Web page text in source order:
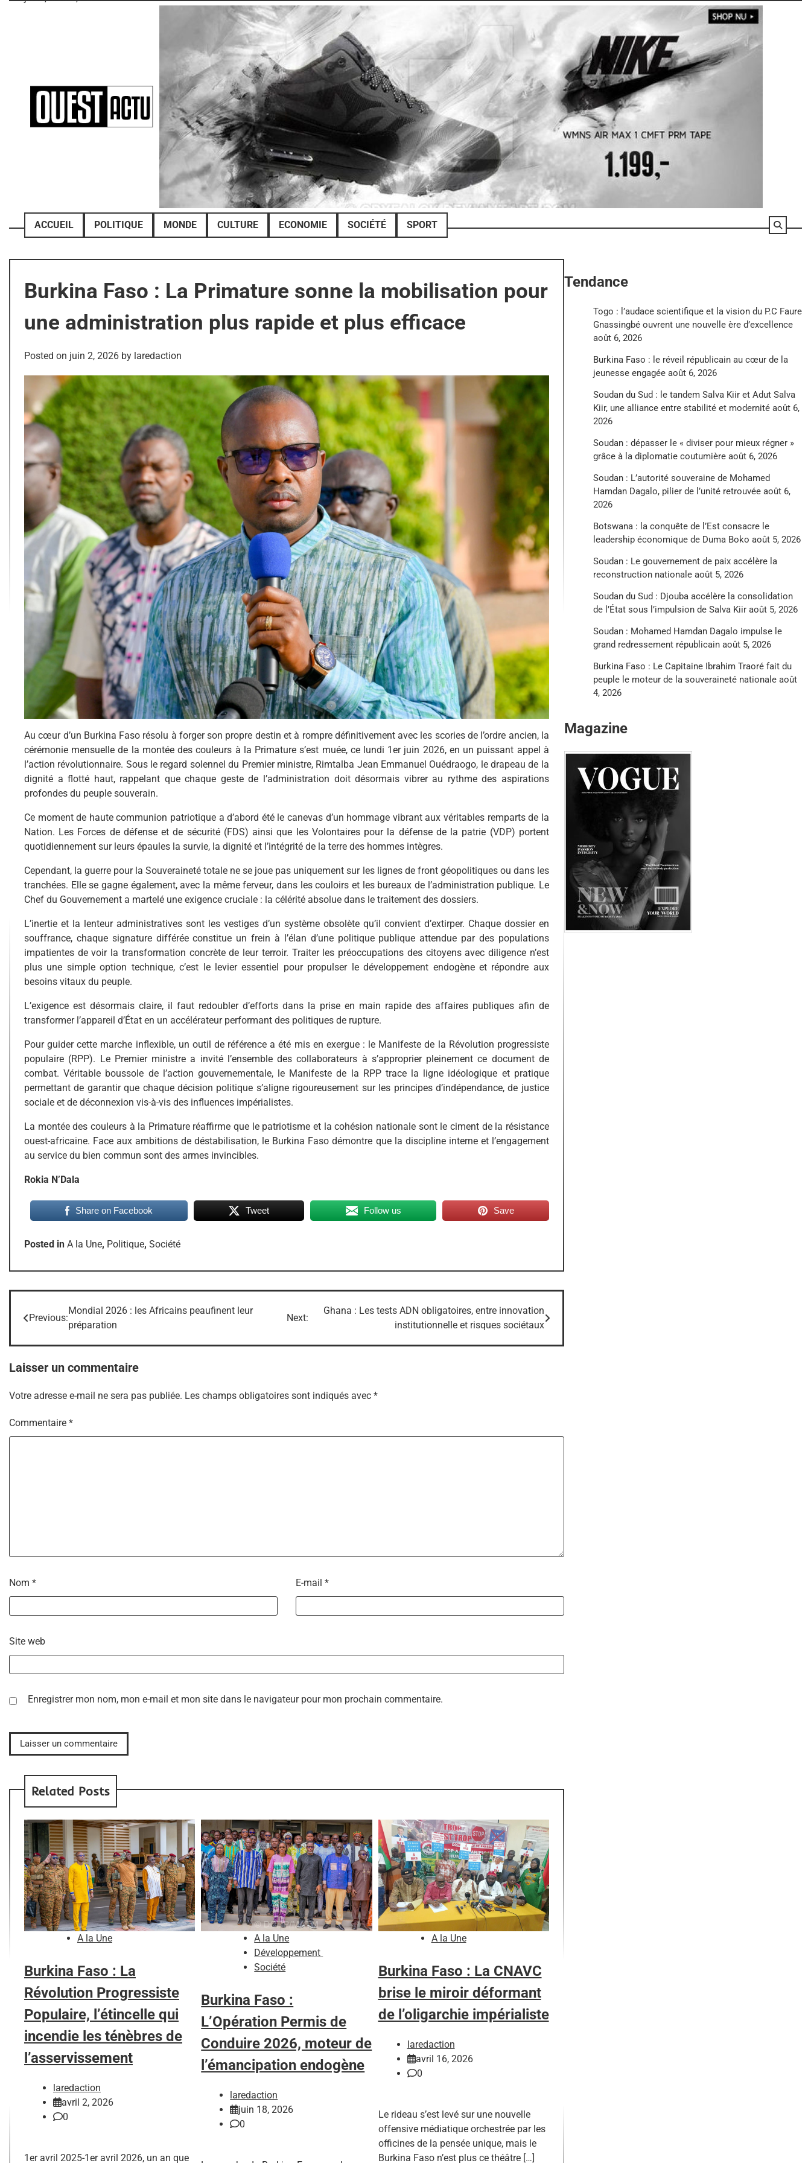
ACCUEIL POLITIQUE MONDE CULTURE ECONOMIE SOCIÉTÉ SPORT
Burkina Faso : La Primature sonne la mobilisation pour
une administration plus rapide et plus efficace
Posted on juin 2, 2026 by laredaction
Au cœur d’un Burkina Faso résolu à forger son propre destin et à rompre définitivement avec les scories de l’ordre ancien, la
cérémonie mensuelle de la montée des couleurs à la Primature s’est muée, ce lundi 1er juin 2026, en un puissant appel à
l’action révolutionnaire. Sous le regard solennel du Premier ministre, Rimtalba Jean Emmanuel Ouédraogo, le drapeau de la
dignité a flotté haut, rappelant que chaque geste de l’administration doit désormais vibrer au rythme des aspirations
profondes du peuple souverain.
Ce moment de haute communion patriotique a d’abord été le canevas d’un hommage vibrant aux véritables remparts de la
Nation. Les Forces de défense et de sécurité (FDS) ainsi que les Volontaires pour la défense de la patrie (VDP) portent
quotidiennement sur leurs épaules la survie, la dignité et l’intégrité de la terre des hommes intègres.
Cependant, la guerre pour la Souveraineté totale ne se joue pas uniquement sur les lignes de front géopolitiques ou dans les
tranchées. Elle se gagne également, avec la même ferveur, dans les couloirs et les bureaux de l’administration publique. Le
Chef du Gouvernement a martelé une exigence cruciale : la célérité absolue dans le traitement des dossiers.
L’inertie et la lenteur administratives sont les vestiges d’un système obsolète qu’il convient d’extirper. Chaque dossier en
souffrance, chaque signature différée constitue un frein à l’élan d’une politique publique attendue par des populations
impatientes de voir la transformation concrète de leur terroir. Traiter les préoccupations des citoyens avec diligence n’est
plus une simple option technique, c’est le levier essentiel pour propulser le développement endogène et répondre aux
besoins vitaux du peuple.
L’exigence est désormais claire, il faut redoubler d’efforts dans la prise en main rapide des affaires publiques afin de
transformer l’appareil d’État en un accélérateur performant des politiques de rupture.
Pour guider cette marche inflexible, un outil de référence a été mis en exergue : le Manifeste de la Révolution progressiste
populaire (RPP). Le Premier ministre a invité l’ensemble des collaborateurs à s’approprier pleinement ce document de
combat. Véritable boussole de l’action gouvernementale, le Manifeste de la RPP trace la ligne idéologique et pratique
permettant de garantir que chaque décision politique s’aligne rigoureusement sur les principes d’indépendance, de justice
sociale et de déconnexion vis-à-vis des influences impérialistes.
La montée des couleurs à la Primature réaffirme que le patriotisme et la cohésion nationale sont le ciment de la résistance
ouest-africaine. Face aux ambitions de déstabilisation, le Burkina Faso démontre que la discipline interne et l’engagement
au service du bien commun sont des armes invincibles.
Rokia N’Dala
Share on Facebook Tweet Follow us Save
Posted in A la Une, Politique, Société
Navigation
Previous:
Mondial 2026 : les Africains peaufinent leur
préparation
Next:
Ghana : Les tests ADN obligatoires, entre innovation
institutionnelle et risques sociétaux
Laisser un commentaire
Votre adresse e-mail ne sera pas publiée. Les champs obligatoires sont indiqués avec *
Commentaire *
Nom * E-mail *
Site web
Enregistrer mon nom, mon e-mail et mon site dans le navigateur pour mon prochain commentaire.
Related Posts
A la Une
Burkina Faso : La
Révolution Progressiste
Populaire, l’étincelle qui
incendie les ténèbres de
l’asservissement
laredaction
avril 2, 2026
0
1er avril 2025-1er avril 2026, un an que
A la Une
Développement
Société
Burkina Faso :
L’Opération Permis de
Conduire 2026, moteur de
l’émancipation endogène
laredaction
juin 18, 2026
0
A la Une
Burkina Faso : La CNAVC
brise le miroir déformant
de l’oligarchie impérialiste
laredaction
avril 16, 2026
0
Le rideau s’est levé sur une nouvelle
offensive médiatique orchestrée par les
officines de la pensée unique, mais le
Burkina Faso n’est plus ce théâtre […]
Tendance
Togo : l’audace scientifique et la vision du P.C Faure
Gnassingbé ouvrent une nouvelle ère d’excellence
août 6, 2026
Burkina Faso : le réveil républicain au cœur de la
jeunesse engagée août 6, 2026
Soudan du Sud : le tandem Salva Kiir et Adut Salva
Kiir, une alliance entre stabilité et modernité août 6,
2026
Soudan : dépasser le « diviser pour mieux régner »
grâce à la diplomatie coutumière août 6, 2026
Soudan : L’autorité souveraine de Mohamed
Hamdan Dagalo, pilier de l’unité retrouvée août 6,
2026
Botswana : la conquête de l’Est consacre le
leadership économique de Duma Boko août 5, 2026
Soudan : Le gouvernement de paix accélère la
reconstruction nationale août 5, 2026
Soudan du Sud : Djouba accélère la consolidation
de l’État sous l’impulsion de Salva Kiir août 5, 2026
Soudan : Mohamed Hamdan Dagalo impulse le
grand redressement républicain août 5, 2026
Burkina Faso : Le Capitaine Ibrahim Traoré fait du
peuple le moteur de la souveraineté nationale août
4, 2026
Magazine